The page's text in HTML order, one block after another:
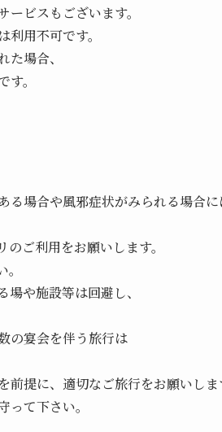
ビスもございます。
用不可です。
場合、
。
る場合や風邪症状がみられる場合
ご利用をお願いします。
や施設等は回避し、
の宴会を伴う旅行は
提に、適切なご旅行をお願いしま
守って下さい。